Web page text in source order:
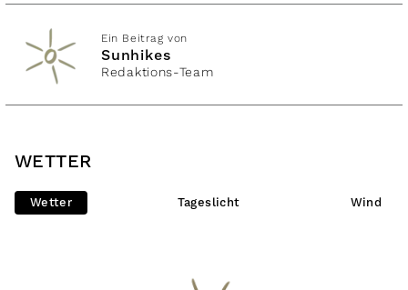
Ein Beitrag von
Sunhikes
Redaktions-Team
WETTER
Wetter Tageslicht Wind